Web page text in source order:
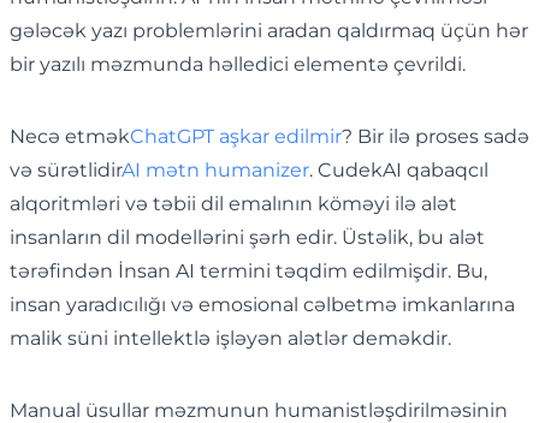
gələcək yazı problemlərini aradan qaldırmaq üçün hər
bir yazılı məzmunda həlledici elementə çevrildi.
Necə etməkChatGPT aşkar edilmir? Bir ilə proses sadə
və sürətlidirAI mətn humanizer. CudekAI qabaqcıl
alqoritmləri və təbii dil emalının köməyi ilə alət
insanların dil modellərini şərh edir. Üstəlik, bu alət
tərəfindən İnsan AI termini təqdim edilmişdir. Bu,
insan yaradıcılığı və emosional cəlbetmə imkanlarına
malik süni intellektlə işləyən alətlər deməkdir.
Manual üsullar məzmunun humanistləşdirilməsinin